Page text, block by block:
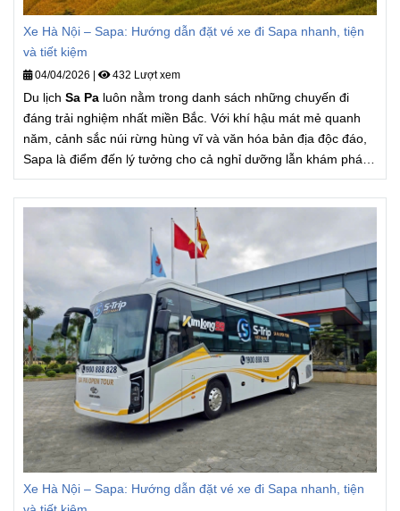
Xe Hà Nội – Sapa: Hướng dẫn đặt vé xe đi Sapa nhanh, tiện
và tiết kiệm
04/04/2026 432 Lượt xem
Du lịch Sa Pa luôn nằm trong danh sách những chuyến đi
đáng trải nghiệm nhất miền Bắc. Với khí hậu mát mẻ quanh
năm, cảnh sắc núi rừng hùng vĩ và văn hóa bản địa độc đáo,
Sapa là điểm đến lý tưởng cho cả nghỉ dưỡng lẫn khám phá.
Và hiện nay,xe limousine và xe bus Hà Nội – Sapađang trở
thành phương tiện được du khách lựa chọn nhiều nhất nhờ sự
tiện lợi, nhanh chóng và chi phí hợp lý.
Xe Hà Nội – Sapa: Hướng dẫn đặt vé xe đi Sapa nhanh, tiện